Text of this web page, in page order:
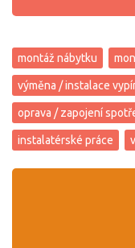
montáž nábytku
výměna / instalace
oprava / zapojení
instalatérské práce